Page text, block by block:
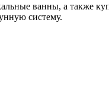
ванны, а также
систему.